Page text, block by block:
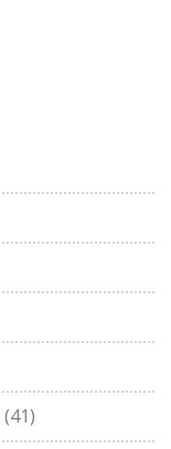
(41)